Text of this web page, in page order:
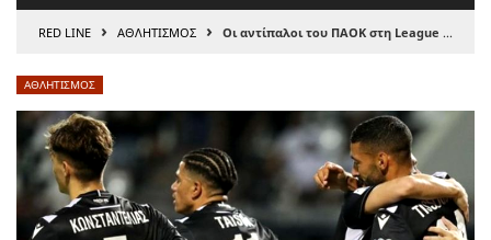
RED LINE › ΑΘΛΗΤΙΣΜΟΣ › Οι αντίπαλοι του ΠΑΟΚ στη League Phase του Europa League
ΑΘΛΗΤΙΣΜΟΣ